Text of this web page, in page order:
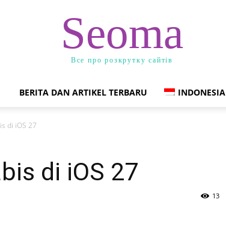
Seoma
Все про розкрутку сайтів
BERITA DAN ARTIKEL TERBARU INDONESIA
di iOS 27
di iOS 27
13